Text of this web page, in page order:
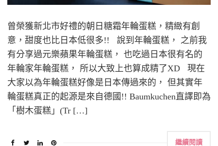
曾榮獲新北市好禮的朝日糖霜年輪蛋糕，精緻有創
意，甜度也比日本低很多!! 說到年輪蛋糕， 之前我
有分享過元樂蘋果年輪蛋糕， 也吃過日本很有名的
年輪家年輪蛋糕， 所以大致上也算成精了XD 現在
大家以為年輪蛋糕好像是日本傳過來的， 但其實年
輪蛋糕真正的起源是來自德國!! Baumkuchen直譯即為
「樹木蛋糕」(Tr […]
繼續閱讀